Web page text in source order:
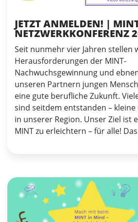
JETZT ANMELDEN! |
NETZWERKKONFERENZ
Seit nunmehr vier Jahren stellen
Herausforderungen der MINT-
Nachwuchsgewinnung und
unseren Partnern jungen
eine gute berufliche Zukunft.
sind seitdem entstanden –
in unserer Region. Unser Ziel ist
MINT zu erleichtern – für alle!